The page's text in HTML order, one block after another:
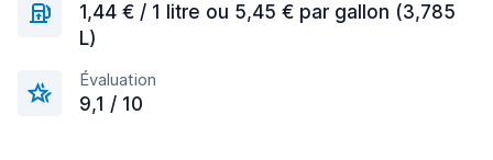
1,44 € / 1 litre ou 5,45 € par gallon (3,785
L)
Évaluation
9,1 / 10